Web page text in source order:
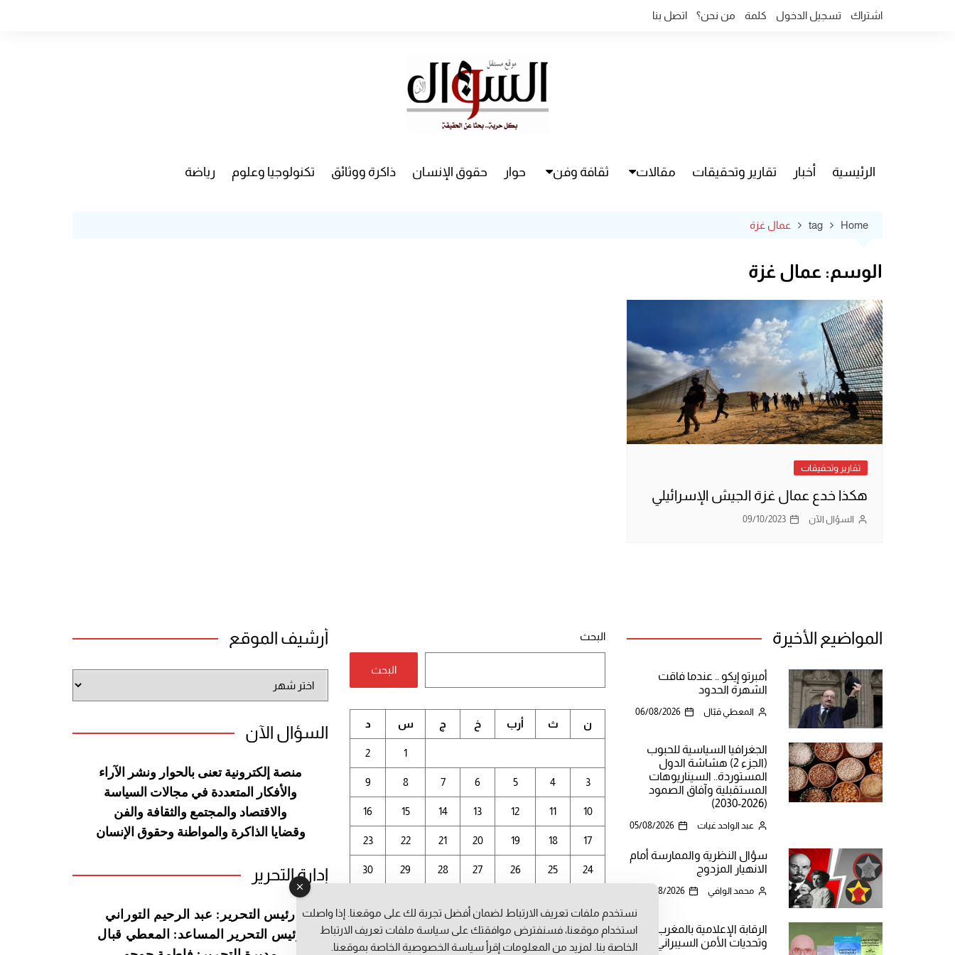
اشتراك تسجيل الدخول كلمة من نحن؟ اتصل بنا
الرئيسية أخبار تقارير وتحقيقات مقالات ثقافة وفن حوار حقوق الإنسان ذاكرة ووثائق تكنولوجيا وعلوم رياضة
Home
tag عمال غزة
الوسم: عمال غزة
تقارير وتحقيقات
هكذا خدع عمال غزة الجيش الإسرائيلي
السؤال الآن 09/10/2023
المواضيع الأخيرة
أمبرتو إيكو .. عندما فاقت
الشهرة الحدود
المعطي قبّال 06/08/2026
الجغرافيا السياسية للحبوب
(الجزء 2) هشاشة الدول
المستوردة.. السيناريوهات
المستقبلية وآفاق الصمود
(2026-2030)
عبد الواحد غيات 05/08/2026
سؤال النظرية والممارسة أمام
الانهيار المزدوج
محمد الوافي 05/08/2026
الرقابة الإعلامية بالمغرب
وتحديات الأمن السيبراني
البحث
البحث
أغسطس 2026
ن ث أرب خ ج س د
1
2
3
4
5
6
7
8
9
10
11
12
13
14
15
16
17
18
19
20
21
22
23
24
25
26
27
28
29
30
أرشيف الموقع
الموقع
السؤال الآن
منصة إلكترونية تعنى بالحوار ونشر
الآراء
والأفكار المتعددة في مجالات السياسة
والاقتصاد والمجتمع والثقافة والفن
وقضايا الذاكرة والمواطنة وحقوق الإنسان
إدارة التحرير
رئيس التحرير: عبد الرحيم التوراني
رئيس التحرير المساعد: المعطي قبال
نستخدم ملفات تعريف الارتباط لضمان أفضل تجربة لك على موقعنا. إذا واصلت
استخدام موقعنا، فسنفترض موافقتك على سياسة ملفات تعريف الارتباط
الخاصة بنا. لمزيد من المعلومات إقرأ سياسة الخصوصيةالخاصة بموقعنا.